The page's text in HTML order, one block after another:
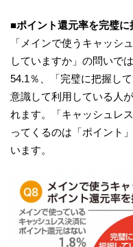
■ポイント還元率を完璧に
「メインで使うキャッシ
していますか」の問いで
54.1％、「完璧に把握し
意識して利用している人
れます。「キャッシュレ
ってくるのは「ポイント
います。